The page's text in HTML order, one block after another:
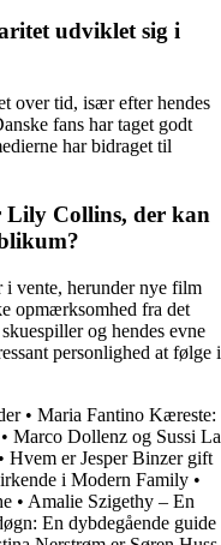
udviklet sig i
over tid, især efter hendes
fans har taget godt
har bidraget til
Collins, der kan
vente, herunder nye film
opmærksomhed fra det
og hendes evne
personlighed at følge i
• Maria Fantino Kæreste:
• Marco Dollenz og Sussi La
• Hvem er Jesper Binzer gift
i Modern Family •
• Amalie Szigethy – En
En dybdegående guide